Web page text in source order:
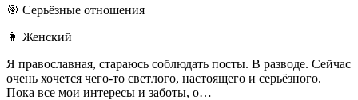
🎯 Серьёзные отношения
👩 Женский
Я православная, стараюсь соблюдать посты. В разводе. Сейчас
очень хочется чего‑то светлого, настоящего и серьёзного.
Пока все мои интересы и заботы, о…